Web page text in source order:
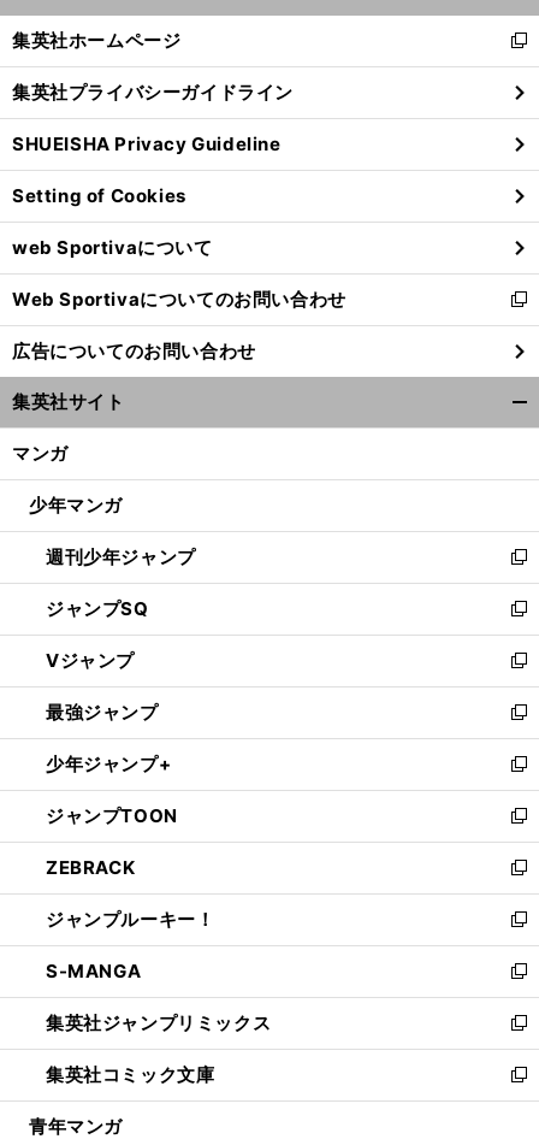
【
書
】
岡
』
閉
る
集英社ホームページ
新
し
い
ウ
ィ
ン
ド
ウ
で
開
く
集英社プライバシーガイドライン
SHUEISHA Privacy Guideline
Setting of Cookies
web Sportivaについて
Web Sportivaについてのお問い合わせ
新
し
い
ウ
ィ
ン
ウ
開
く
広告についてのお問い合わせ
集英社サイト
マンガ
少年マンガ
週刊少年ジャンプ
新
し
い
ウ
ィ
ン
ド
ウ
で
開
く
ジャンプSQ
新
し
い
ウ
ィ
ン
ド
ウ
で
開
く
Vジャンプ
新
し
い
ウ
ィ
ン
ド
ウ
で
開
く
最強ジャンプ
新
し
い
ウ
ィ
ン
ド
ウ
で
開
く
少年ジャンプ+
新
し
い
ウ
ィ
ン
ド
ウ
で
開
く
ジャンプTOON
新
し
い
ウ
ィ
ン
ド
ウ
で
開
く
ZEBRACK
新
し
い
ウ
ィ
ン
ド
ウ
で
開
ジャンプルーキー！
新
し
い
ウ
ィ
ン
ド
ウ
S-MANGA
新
し
い
ウ
ィ
ン
集英社ジャンプリミックス
新
し
い
ウ
集英社コミック文庫
新
し
青年マンガ